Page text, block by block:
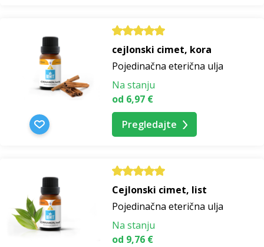
cejlonski cimet, kora
Pojedinačna eterična ulja
Na stanju
od 6,97 €
Pregledajte
Cejlonski cimet, list
Pojedinačna eterična ulja
Na stanju
od 9,76 €